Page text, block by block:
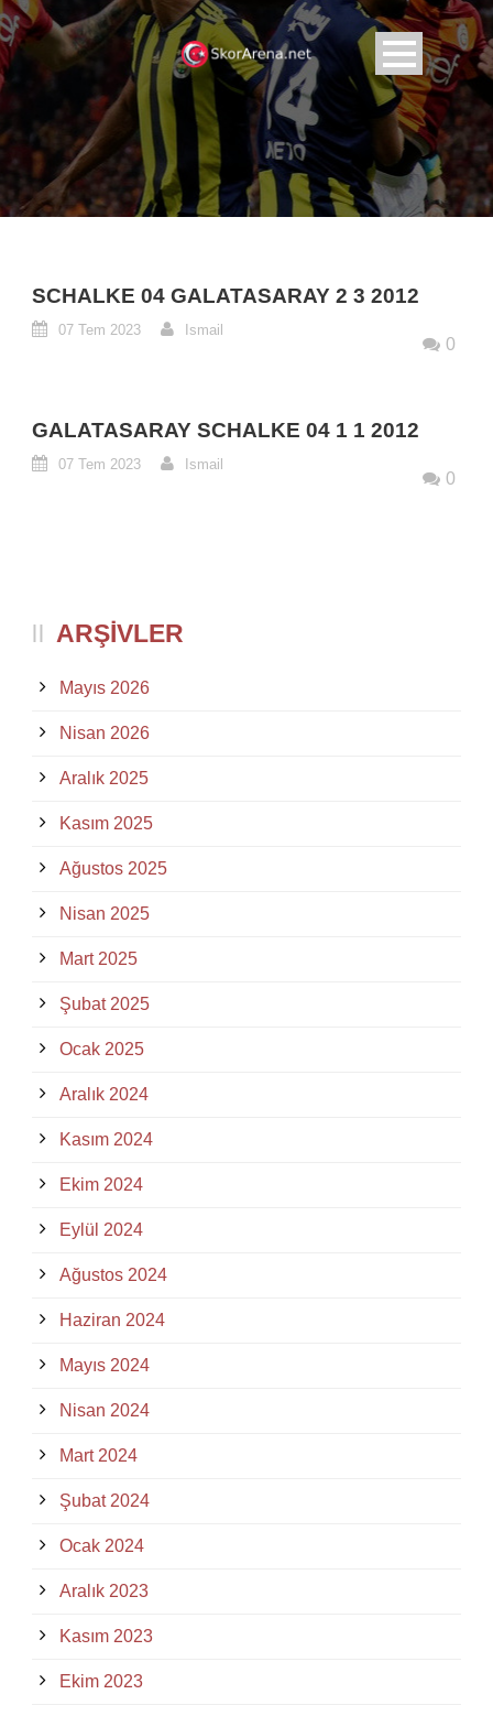
SCHALKE 04 GALATASARAY 2 3 2012
07 Tem 2023 Ismail
0
GALATASARAY SCHALKE 04 1 1 2012
07 Tem 2023 Ismail
0
ARŞIVLER
Mayıs 2026
Nisan 2026
Aralık 2025
Kasım 2025
Ağustos 2025
Nisan 2025
Mart 2025
Şubat 2025
Ocak 2025
Aralık 2024
Kasım 2024
Ekim 2024
Eylül 2024
Ağustos 2024
Haziran 2024
Mayıs 2024
Nisan 2024
Mart 2024
Şubat 2024
Ocak 2024
Aralık 2023
Kasım 2023
Ekim 2023